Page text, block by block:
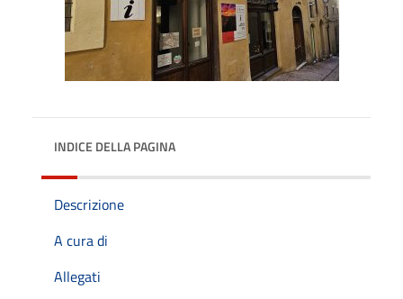
INDICE DELLA PAGINA
Descrizione
A cura di
Allegati